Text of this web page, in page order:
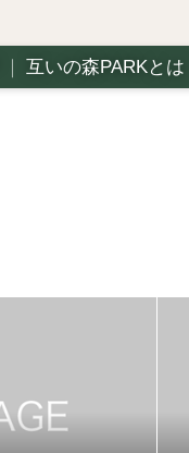
｜ 互いの森PARKとは